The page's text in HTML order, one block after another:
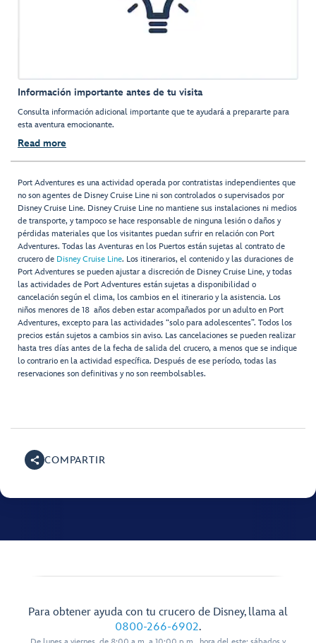
Información importante antes de tu visita
Consulta información adicional importante que te ayudará a prepararte para
esta aventura emocionante.
Read more
Port Adventures es una actividad operada por contratistas independientes que
no son agentes de Disney Cruise Line ni son controlados o supervisados por
Disney Cruise Line. Disney Cruise Line no mantiene sus instalaciones ni medios
de transporte, y tampoco se hace responsable de ninguna lesión o daños y
pérdidas materiales que los visitantes puedan sufrir en relación con Port
Adventures. Todas las Aventuras en los Puertos están sujetas al contrato de
crucero de Disney Cruise Line. Los itinerarios, el contenido y las duraciones de
Port Adventures se pueden ajustar a discreción de Disney Cruise Line, y todas
las actividades de Port Adventures están sujetas a disponibilidad o
cancelación según el clima, los cambios en el itinerario y la asistencia. Los
niños menores de 18 años deben estar acompañados por un adulto en Port
Adventures, excepto para las actividades “solo para adolescentes”. Todos los
precios están sujetos a cambios sin aviso. Las cancelaciones se pueden realizar
hasta tres días antes de la fecha de salida del crucero, a menos que se indique
lo contrario en la actividad específica. Después de ese período, todas las
reservaciones son definitivas y no son reembolsables.
COMPARTIR
Para obtener ayuda con tu crucero de Disney, llama al
0800-266-6902.